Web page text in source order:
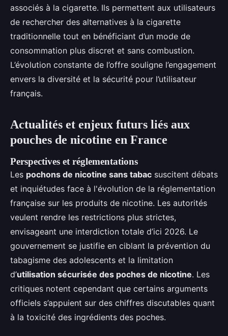
associés à la cigarette. Ils permettent aux utilisateurs
de rechercher des alternatives à la cigarette
traditionnelle tout en bénéficiant d’un mode de
consommation plus discret et sans combustion.
L’évolution constante de l’offre souligne l’engagement
envers la diversité et la sécurité pour l’utilisateur
français.
Actualités et enjeux futurs liés aux
pouches de nicotine en France
Perspectives et réglementations
Les pochons de nicotine sans tabac suscitent débats
et inquiétudes face à l'évolution de la réglementation
française sur les produits de nicotine. Les autorités
veulent rendre les restrictions plus strictes,
envisageant une interdiction totale d’ici 2026. Le
gouvernement se justifie en ciblant la prévention du
tabagisme des adolescents et la limitation
d’utilisation sécurisée des poches de nicotine. Les
critiques notent cependant que certains arguments
officiels s’appuient sur des chiffres discutables quant
à la toxicité des ingrédients des poches.